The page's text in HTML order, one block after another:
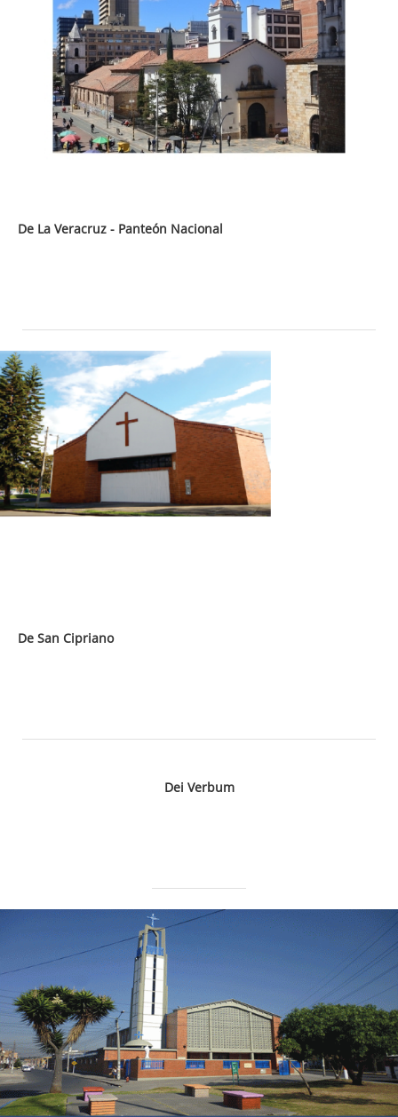
De La Veracruz - Panteón Nacional
De San Cipriano
Dei Verbum